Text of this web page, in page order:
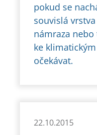
pokud se
souvislá
námraza
ke
očekávat.
22.10.2015